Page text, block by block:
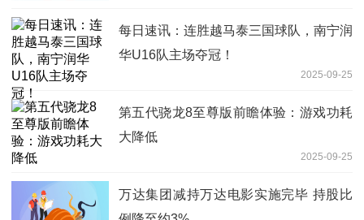
每日速讯：连胜越马泰三国球队，南宁润
华U16队主场夺冠！
2025-09-25
第五代骁龙8至尊版前瞻体验：游戏功耗
大降低
2025-09-25
万达集团减持万达电影实施完毕 持股比